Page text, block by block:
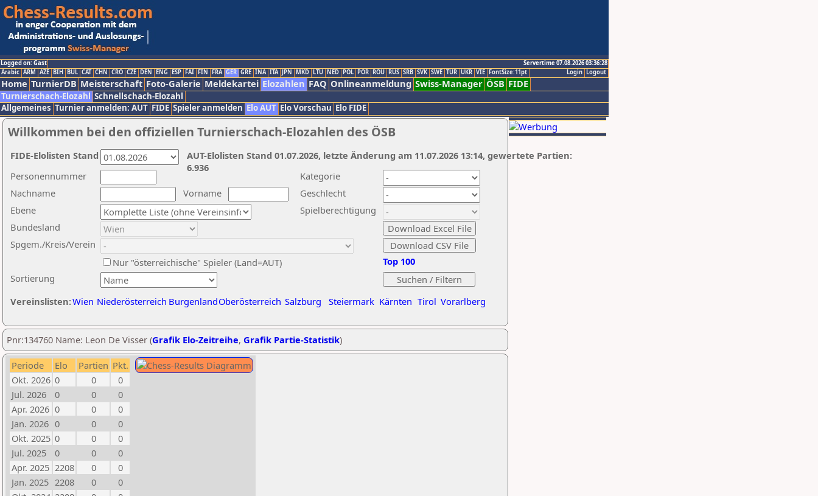
Logged on: Gast
Servertime 07.08.2026 03:36:28
Logout
Login
Arabic ARM AZE BIH BUL CAT CHN CRO CZE DEN ENG ESP FAI FIN FRA GER GRE INA ITA JPN MKD LTU NED POL POR ROU RUS SRB SVK SWE TUR UKR VIE FontSize:11pt
Home TurnierDB Meisterschaft Foto-Galerie Meldekartei Elozahlen FAQ Onlineanmeldung Swiss-Manager ÖSB FIDE
Turnierschach-Elozahl Schnellschach-Elozahl
Allgemeines Turnier anmelden: AUT FIDE Spieler anmelden Elo AUT Elo Vorschau Elo FIDE
Willkommen bei den offiziellen Turnierschach-Elozahlen des ÖSB
Nachname
Vorname
Ebene
Kategorie
Sortierung
Personennummer
Bundesland
Spgem./Kreis/Verein
Geschlecht
Nur "österreichische" Spieler (Land=AUT)
Spielberechtigung
Vereinslisten:Wien Niederösterreich BurgenlandOberösterreich Salzburg Steiermark Kärnten Tirol Vorarlberg
Top 100
AUT-Elolisten Stand 01.07.2026, letzte Änderung am 11.07.2026 13:14, gewertete Partien:
6.936
FIDE-Elolisten Stand
Pnr:134760 Name: Leon De Visser (Grafik Elo-Zeitreihe, Grafik Partie-Statistik)
Periode Elo Partien Pkt.
Okt. 2026 0 0
0
Jul. 2026
0 0
0
Apr. 2026 0 0
0
Jan. 2026 0 0
0
Okt. 2025 0 0
0
Jul. 2025
0 0
0
Apr. 2025 2208 0
0
Jan. 2025 2208 0
0